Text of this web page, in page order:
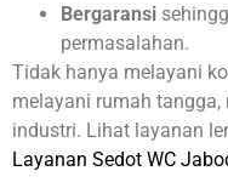
Bergaransi
permasalahan.
Tidak hanya melayani
melayani rumah tangga,
industri. Lihat layanan
Layanan Sedot WC